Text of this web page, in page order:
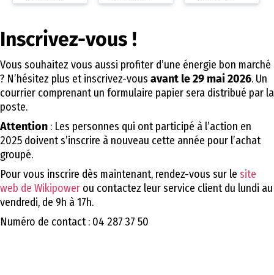
Inscrivez-vous !
Vous souhaitez vous aussi profiter d’une énergie bon marché
? N’hésitez plus et inscrivez-vous avant le 29 mai 2026. Un
courrier comprenant un formulaire papier sera distribué par la
poste.
Attention : Les personnes qui ont participé à l’action en
2025 doivent s’inscrire à nouveau cette année pour l’achat
groupé.
Pour vous inscrire dès maintenant, rendez-vous sur le site
web de Wikipower ou contactez leur service client du lundi au
vendredi, de 9h à 17h.
Numéro de contact : 04 287 37 50